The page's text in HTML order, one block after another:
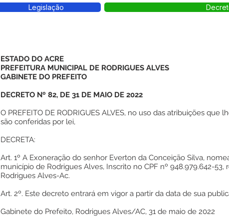
Legislação
ESTADO DO ACRE
PREFEITURA MUNICIPAL DE RODRIGUES ALVES
GABINETE DO PREFEITO
DECRETO Nº 82, DE 31 DE MAIO DE 2022
O PREFEITO DE RODRIGUES ALVES, no uso das atribuições que
são conferidas por lei,
DECRETA:
Art. 1º A Exoneração do senhor Everton da Conceição Silva,
município de Rodrigues Alves, Inscrito no CPF nº 948.979.642-
Rodrigues Alves-Ac.
Art. 2º. Este decreto entrará em vigor a partir da data de sua
Gabinete do Prefeito, Rodrigues Alves/AC, 31 de maio de 2022